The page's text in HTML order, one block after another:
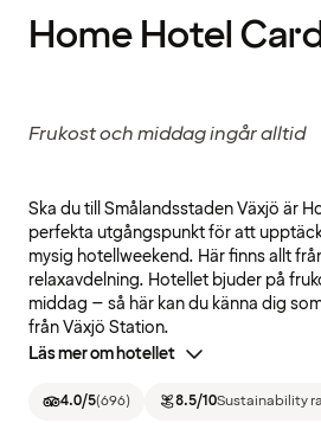
Home Hotel
Frukost och middag ingår alltid
Ska du till Smålandsstaden Växjö är
perfekta utgångspunkt för att
mysig hotellweekend. Här finns allt
relaxavdelning. Hotellet bjuder på
middag – så här kan du känna dig
från Växjö Station.
Läs mer om hotellet
4.0/5(696) 8.5/10Sustainability